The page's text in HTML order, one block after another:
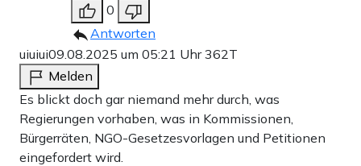
0
Antworten
uiuiui09.08.2025 um 05:21 Uhr362T
Melden
Es blickt doch gar niemand mehr durch, was
Regierungen vorhaben, was in Kommissionen,
Bürgerräten, NGO-Gesetzesvorlagen und Petitionen
eingefordert wird.